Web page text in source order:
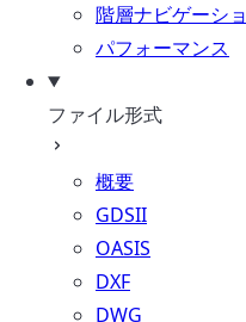
階層ナビゲーシ
パフォーマンス
ファイル形式
概要
GDSII
OASIS
DXF
DWG